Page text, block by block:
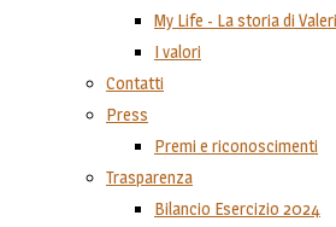
My Life - La storia di
I valori
Contatti
Press
Premi e riconoscimenti
Trasparenza
Bilancio Esercizio 2024